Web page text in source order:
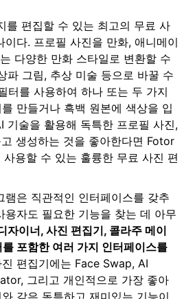
를 편집할 수 있는 최고의 무료 사
다. 프로필 사진을 만화, 애니메이
다양한 만화 스타일로 변환할 수
파 그림, 추상 미술 등으로 바꿀 수
터를 사용하여 하나 또는 두 가지
만들거나 흑백 원본에 색상을 입
기술을 활용해 독특한 프로필 사진,
생성하는 것을 좋아한다면 Fotor
용할 수 있는 훌륭한 무료 사진 편
램은 직관적인 인터페이스를 갖추
용자도 필요한 기능을 찾는 데 아무
자이너, 사진 편집기, 콜라주 메이
포함한 여러 가지 인터페이스를
편집기에는 Face Swap, AI
그리고 개인적으로 가장 좋아